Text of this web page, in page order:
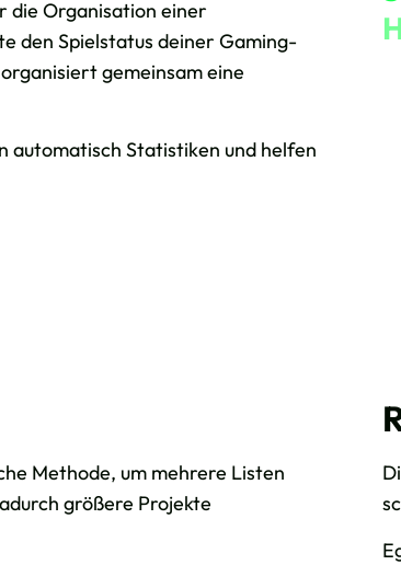
die Organisation einer
den Spielstatus deiner Gaming-
gemeinsam eine
automatisch Statistiken und helfen
Methode, um mehrere Listen
größere Projekte